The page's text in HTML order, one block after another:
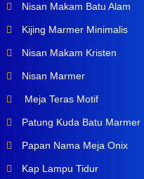
Nisan Makam Batu Alam
Kijing Marmer Minimalis
Nisan Makam Kristen
Nisan Marmer
Meja Teras Motif
Patung Kuda Batu Marmer
Papan Nama Meja Onix
Kap Lampu Tidur